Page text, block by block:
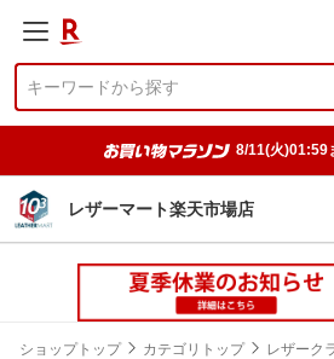
8/11(火)01:59
レザーマート楽天市場店
ショップトップ カテゴリトップ レザーク